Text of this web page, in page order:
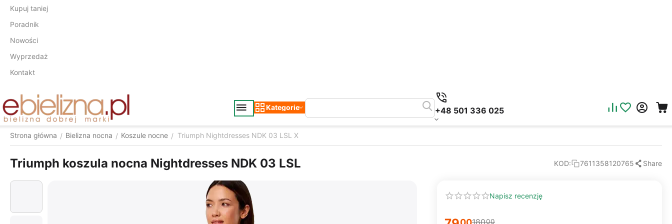
Kupuj taniej
Poradnik
Nowości
Wyprzedaż
Kontakt
Kategorie +48 501 336 025
Strona główna / Bielizna nocna / Koszule nocne / Triumph Nightdresses NDK 03 LSL X
Triumph koszula nocna Nightdresses NDK 03 LSL KOD: 7611358120765 Share
Napisz recenzję
18000